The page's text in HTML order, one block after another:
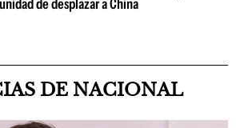
de desplazar a China
DE NACIONAL